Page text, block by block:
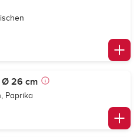
Ø 26 cm
Paprika